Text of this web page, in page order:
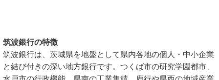
筑波銀行の特徴
筑波銀行は、茨城県を地盤として県内各地の個人・中小企業
と結び付きの深い地方銀行です。つくば市の研究学園都市、